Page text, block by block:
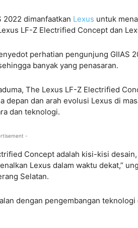
2022 dimanfaatkan Lexus untuk
LF-Z Electrified Concept dan
perhatian pengunjung GIIAS
banyak yang penasaran.
The Lexus LF-Z Electrified
dan arah evolusi Lexus di
dan teknologi.
-
Concept adalah kisi-kisi
Lexus dalam waktu dekat,”
Selatan.
dengan pengembangan